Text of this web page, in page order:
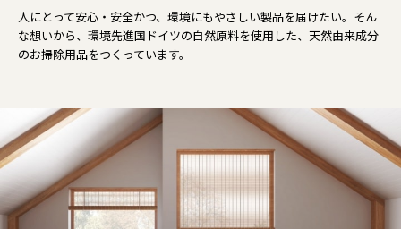
人にとって安心・安全かつ、環境にもやさしい製品を届けたい。そん
な想いから、環境先進国ドイツの自然原料を使用した、天然由来成分
のお掃除用品をつくっています。